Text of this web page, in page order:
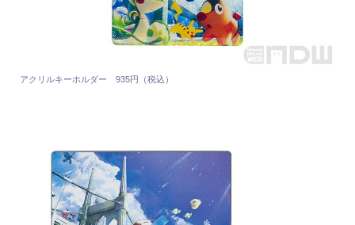
アクリルキーホルダー 935円（税込）